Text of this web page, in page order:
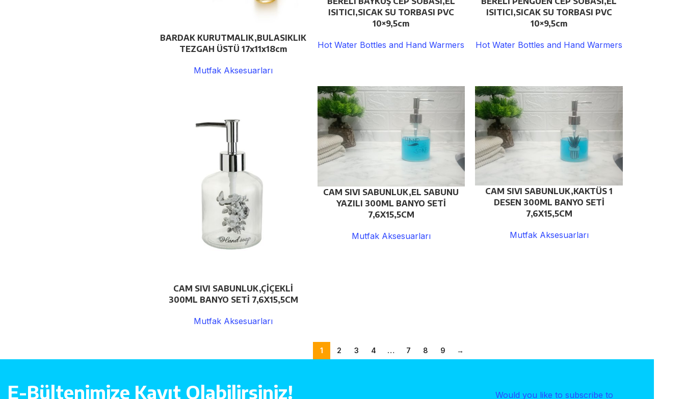
BARDAK KURUTMALIK,BULASIKLIK
TEZGAH ÜSTÜ 17x11x18cm
Mutfak Aksesuarları
ISITICI,SICAK SU TORBASI PVC
10×9,5cm
Hot Water Bottles and Hand Warmers
ISITICI,SICAK SU TORBASI PVC
10×9,5cm
Hot Water Bottles and Hand Warmers
CAM SIVI SABUNLUK,ÇİÇEKLİ
300ML BANYO SETİ 7,6X15,5CM
Mutfak Aksesuarları
CAM SIVI SABUNLUK,EL SABUNU
YAZILI 300ML BANYO SETİ
7,6X15,5CM
Mutfak Aksesuarları
CAM SIVI SABUNLUK,KAKTÜS 1
DESEN 300ML BANYO SETİ
7,6X15,5CM
Mutfak Aksesuarları
1 2 3 4 … 7 8 9 →
E-Bültenimize Kayıt Olabilirsiniz!
Would you like to subscribe to